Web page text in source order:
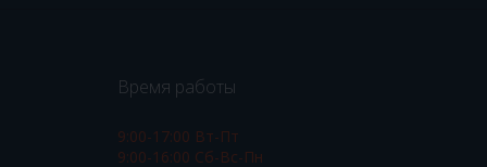
Время работы
9:00-17:00 Вт-Пт
9:00-16:00 Сб-Вс-Пн